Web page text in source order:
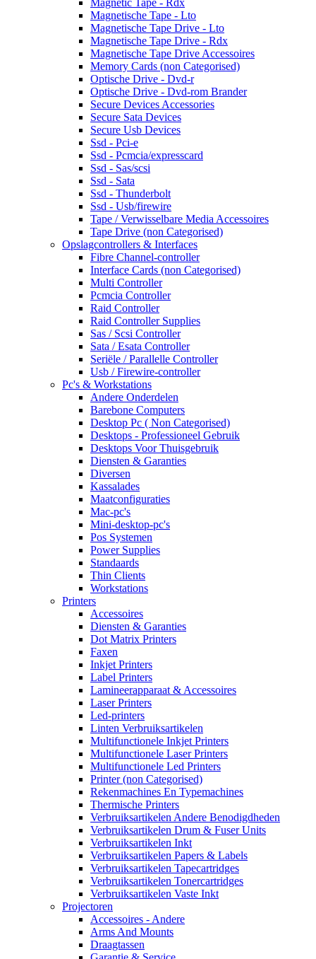
Magnetische Tape - Lto
Magnetische Tape Drive - Lto
Magnetische Tape Drive - Rdx
Magnetische Tape Drive Accessoires
Memory Cards (non Categorised)
Optische Drive - Dvd-r
Optische Drive - Dvd-rom Brander
Secure Devices Accessories
Secure Sata Devices
Secure Usb Devices
Ssd - Pci-e
Ssd - Pcmcia/expresscard
Ssd - Sas/scsi
Ssd - Sata
Ssd - Thunderbolt
Ssd - Usb/firewire
Tape / Verwisselbare Media Accessoires
Tape Drive (non Categorised)
Opslagcontrollers & Interfaces
Fibre Channel-controller
Interface Cards (non Categorised)
Multi Controller
Pcmcia Controller
Raid Controller
Raid Controller Supplies
Sas / Scsi Controller
Sata / Esata Controller
Seriële / Parallelle Controller
Usb / Firewire-controller
Pc's & Workstations
Andere Onderdelen
Barebone Computers
Desktop Pc ( Non Categorised)
Desktops - Professioneel Gebruik
Desktops Voor Thuisgebruik
Diensten & Garanties
Diversen
Kassalades
Maatconfiguraties
Mac-pc's
Mini-desktop-pc's
Pos Systemen
Power Supplies
Standaards
Thin Clients
Workstations
Printers
Accessoires
Diensten & Garanties
Dot Matrix Printers
Faxen
Inkjet Printers
Label Printers
Lamineerapparaat & Accessoires
Laser Printers
Led-printers
Linten Verbruiksartikelen
Multifunctionele Inkjet Printers
Multifunctionele Laser Printers
Multifunctionele Led Printers
Printer (non Categorised)
Rekenmachines En Typemachines
Thermische Printers
Verbruiksartikelen Andere Benodigdheden
Verbruiksartikelen Drum & Fuser Units
Verbruiksartikelen Inkt
Verbruiksartikelen Papers & Labels
Verbruiksartikelen Tapecartridges
Verbruiksartikelen Tonercartridges
Verbruiksartikelen Vaste Inkt
Projectoren
Accessoires - Andere
Arms And Mounts
Draagtassen